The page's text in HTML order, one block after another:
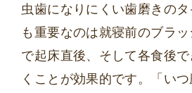
虫歯になりにくい歯磨きの
も重要なのは就寝前のブラ
で起床直後、そして各食後
くことが効果的です。「い